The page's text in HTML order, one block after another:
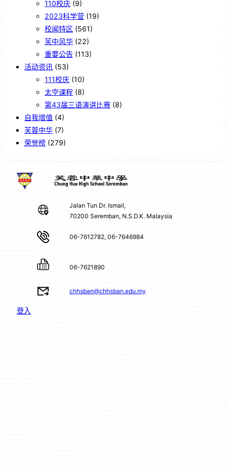
110校庆 (9)
2023科学营 (19)
校闻特区 (561)
芙中风华 (22)
重要公告 (113)
活动资讯 (53)
111校庆 (10)
太空课程 (8)
第43届三语演讲比赛 (8)
自我增值 (4)
芙蓉中华 (7)
荣誉榜 (279)
Jalan Tun Dr. Ismail,
70200 Seremban, N.S.D.K. Malaysia
06-7612782, 06-7646984
06-7621890
chhsban@chhsban.edu.my
登入